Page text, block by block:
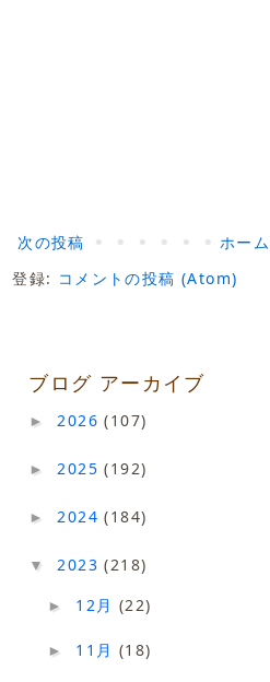
次の投稿
ホーム
登録: コメントの投稿 (Atom)
ブログ アーカイブ
►2026(107)
►2025(192)
►2024(184)
▼2023(218)
► 12月 (22)
► 11月 (18)